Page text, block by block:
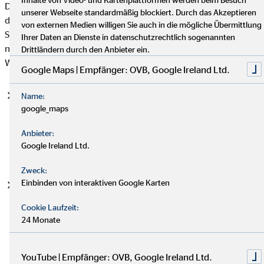
Datenschutzgrundverordnung (DSGVO), auf deren Basis wir
die personenbezogenen Daten verarbeiten, mit. Bitte beachten
Sie, dass zusätzlich zu den Regelungen der DSGVO die
nationalen Datenschutzvorgaben in Ihrem bzw. unserem
Wohn- und Sitzland gelten können.
Einwilligung (Art. 6 Abs. 1 S. 1 lit. a DSGVO)
betroffene Person hat ihre Einwilligung in die Verarbeitung
spezifischen Zweck oder mehrere bestimmte Zwecke
gegeben.
Vertragserfüllung und vorvertragliche Anfragen (Art. 6
Erfüllung eines Vertrags, dessen Vertragspartei die
der betroffenen Person erfolgen.
unserer Webseite standardmäßig blockiert. Durch das Akzeptieren
von externen Medien willigen Sie auch in die mögliche Übermittlung
Ihrer Daten an Dienste in datenschutzrechtlich sogenannten
Drittländern durch den Anbieter ein.
Google Maps | Empfänger: OVB, Google Ireland Ltd.
Name:
google_maps
Anbieter:
Google Ireland Ltd.
Zweck:
Einbinden von interaktiven Google Karten
Cookie Laufzeit:
24 Monate
YouTube | Empfänger: OVB, Google Ireland Ltd.